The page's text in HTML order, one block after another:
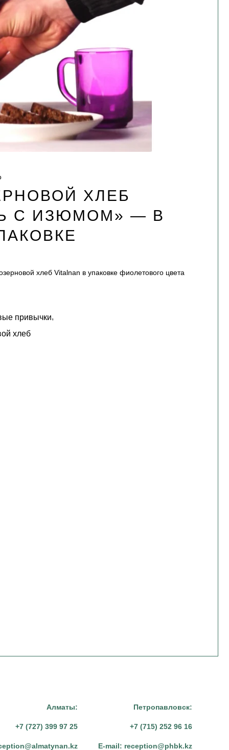
ХЛЕБ
С ИЗЮМОМ» — В
хлеб Vitalnan в упаковке фиолетового цвета
привычки,
хлеб
Алматы:
+7 (727) 399 97 25
Петропавловск:
+7 (715) 252 96 16
E-mail: reception@phbk.kz